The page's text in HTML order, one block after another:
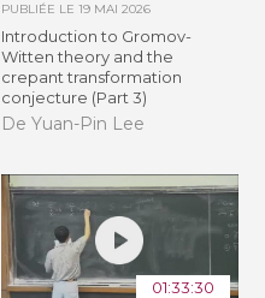
PUBLIÉE LE 19 MAI 2026
Introduction to Gromov-
Witten theory and the
crepant transformation
conjecture (Part 3)
De Yuan-Pin Lee
01:33:30